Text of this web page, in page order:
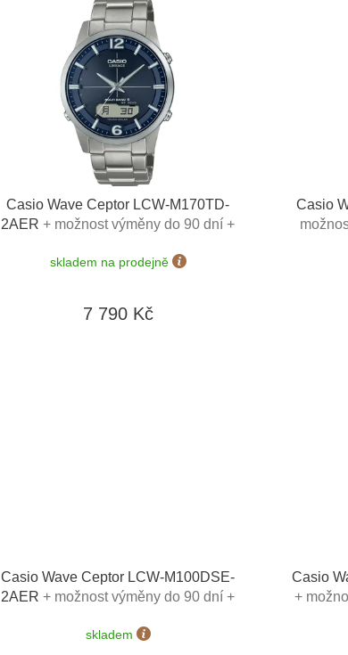
Casio Wave Ceptor LCW-M170TD-
2AER+ možnost výměny do 90 dní +
skladem na prodejně
7 790 Kč
Casio
Casio Wave Ceptor LCW-M100DSE-
2AER+ možnost výměny do 90 dní +
skladem
Casio
+